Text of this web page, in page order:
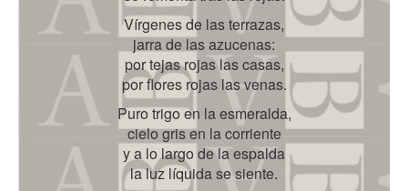
Vírgenes de las terrazas,
jarra de las azucenas:
por tejas rojas las casas,
por flores rojas las venas.
Puro trigo en la esmeralda,
cielo gris en la corriente
y a lo largo de la espalda
la luz líquida se siente.